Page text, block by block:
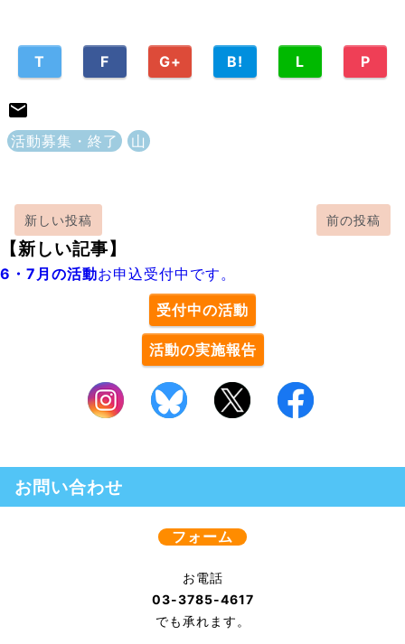
T F G+ B! L P
活動募集・終了 山
新しい投稿 前の投稿
【新しい記事】
6・7月の活動お申込受付中です。
受付中の活動
活動の実施報告
お問い合わせ
フォーム
お電話
03-3785-4617
でも承れます。